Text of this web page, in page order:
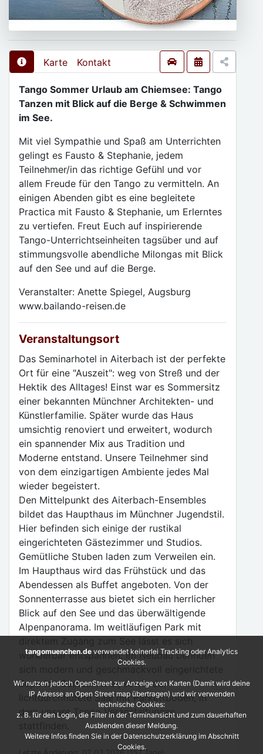
Karte Kontakt
Tango Sommer Urlaub am Chiemsee: Tango
Tanzen mit Blick auf die Berge & Schwimmen
im See.
Mit viel Sympathie und Spaß am Unterrichten
gelingt es Fausto & Stephanie, jedem
Teilnehmer/in das richtige Gefühl und vor
allem Freude für den Tango zu vermitteln. An
einigen Abenden gibt es eine begleitete
Practica mit Fausto & Stephanie, um Erlerntes
zu vertiefen. Freut Euch auf inspirierende
Tango-Unterrichtseinheiten tagsüber und auf
stimmungsvolle abendliche Milongas mit Blick
auf den See und auf die Berge.
Veranstalter: Anette Spiegel, Augsburg
www.bailando-reisen.de
Veranstaltungsort
Das Seminarhotel in Aiterbach ist der perfekte
Ort für eine "Auszeit": weg von Streß und der
Hektik des Alltages! Einst war es Sommersitz
einer bekannten Münchner Architekten- und
Künstlerfamilie. Später wurde das Haus
umsichtig renoviert und erweitert, wodurch
ein spannender Mix aus Tradition und
Moderne entstand. Unsere Teilnehmer sind
von dem einzigartigen Ambiente jedes Mal
wieder begeistert.
Den Mittelpunkt des Aiterbach-Ensembles
bildet das Haupthaus im Münchner Jugendstil.
Hier befinden sich einige der rustikal
eingerichteten Gästezimmer und Studios.
Gemütliche Stuben laden zum Verweilen ein.
Im Haupthaus wird das Frühstück und das
Abendessen als Buffet angeboten. Von der
Sonnenterrasse aus bietet sich ein herrlicher
Blick auf den See und das überwältigende
Alpenpanorama. Im weitläufigen Park mit
wunderbar entspannen. Im Neubau befinden
Superior-Gästezimmer, sowie der
lichtdurchflutete Saal mit Parkettboden, in
dem unsere Tango Veranstaltungen
tangomuenchen.de verwendet keinerlei Tracking oder Analytics
Cookies.
Wir nutzen jedoch OpenStreet zur Anzeige von Karten (Damit wird deine
IP Adresse an Open Street map übertragen) und wir verwenden
technische Cookies:
z. B. für den Login, die Filter in der Terminansicht und zum dauerhaften
Ausblenden dieser Meldung.
Weitere Infos finden Sie in der Datenschutzerklärung im Abschnitt
Cookies.